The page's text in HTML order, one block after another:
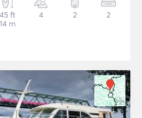
45 ft
14 m
4 2 2